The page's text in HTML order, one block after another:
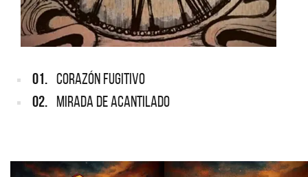
01. CORAZÓN FUGITIVO
02. MIRADA DE ACANTILADO